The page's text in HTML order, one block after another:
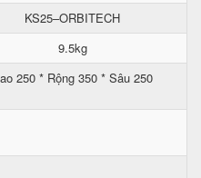
KS25–ORBITECH
9.5kg
250 * Rộng 350 * Sâu 250